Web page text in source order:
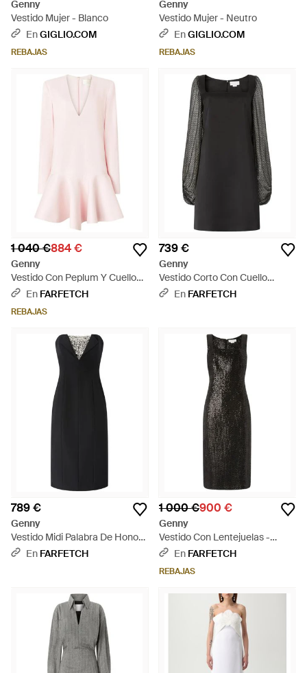
Genny
Vestido Mujer - Blanco
EnGIGLIO.COM
REBAJAS
Genny
Vestido Mujer - Neutro
EnGIGLIO.COM
REBAJAS
1 040 €884 €
Genny
Vestido Con Peplum Y Cuello
En V - Rosa
En FARFETCH
REBAJAS
739 €
Genny
Vestido Corto Con Cuello
Cuadrado - Negro
En FARFETCH
789 €
Genny
Vestido Midi Palabra De Honor
Con Apliques - Negro
En FARFETCH
1 000 €900 €
Genny
Vestido Con Lentejuelas -
Negro
En FARFETCH
REBAJAS